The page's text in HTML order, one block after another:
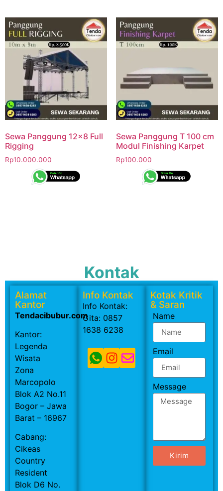
Sewa Panggung 12×8 Full
Rigging
Rp10.000.000
Sewa Panggung T 100 cm
Modul Finishing Karpet
Rp100.000
Kontak
Alamat
Kantor
Tendacibubur.com
Kantor:
Legenda
Wisata
Zona
Marcopolo
Blok A2 No.11
Bogor – Jawa
Barat – 16967
Cabang:
Cikeas
Country
Resident
Blok D6 No.
Info Kontak
Info Kontak:
Gita: 0857
1638 6238
Kotak Kritik
& Saran
Name
Email
Message
Kirim